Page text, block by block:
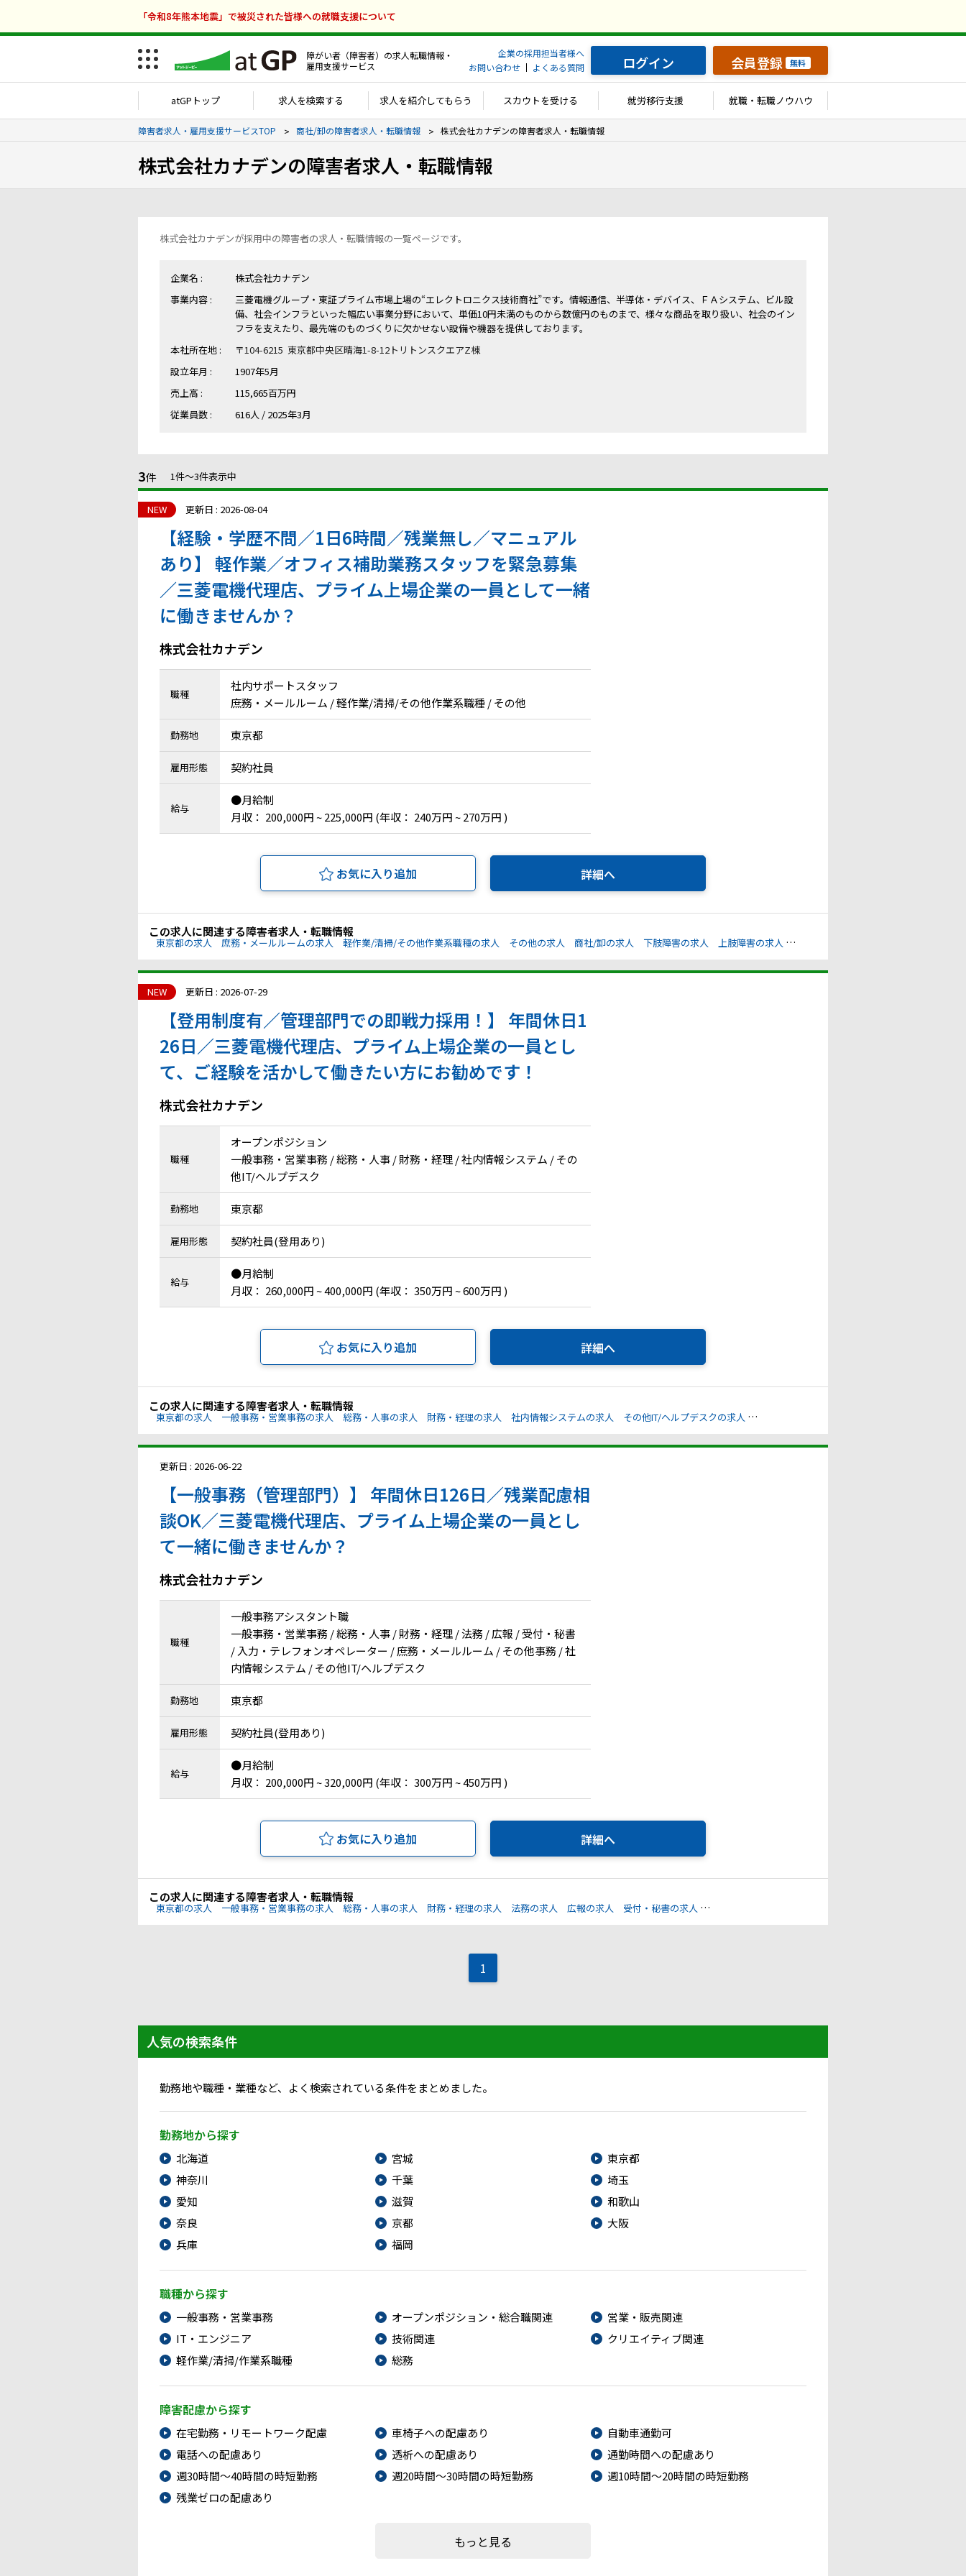
「令和8年熊本地震」で被災された皆様への就職支援について
障がい者（障害者）の求人転職情報・
雇用支援サービス
企業の採用担当者様へ
お問い合わせ
よくある質問 ログイン 会員登録 無料
atGPトップ 求人を検索する 求人を紹介してもらう スカウトを受ける 就労移行支援 就職・転職ノウハウ
障害者求人・雇用支援サービスTOP 商社/卸の障害者求人・転職情報 株式会社カナデンの障害者求人・転職情報
株式会社カナデンの障害者求人・転職情報
株式会社カナデンが採用中の障害者の求人・転職情報の一覧ページです。
企業名 :
株式会社カナデン
事業内容 :
三菱電機グループ・東証プライム市場上場の“エレクトロニクス技術商社”です。情報通信、半導体・デバイス、ＦＡシステム、ビル設
備、社会インフラといった幅広い事業分野において、単価10円未満のものから数億円のものまで、様々な商品を取り扱い、社会のイン
フラを支えたり、最先端のものづくりに欠かせない設備や機器を提供しております。
本社所在地 :
〒104-6215 東京都中央区晴海1-8-12トリトンスクエアZ棟
設立年月 :
1907年5月
売上高 :
115,665百万円
従業員数 :
616人 / 2025年3月
3件 1件〜3件表示中
NEW 更新日 : 2026-08-04
【経験・学歴不問／1日6時間／残業無し／マニュアル
あり】 軽作業／オフィス補助業務スタッフを緊急募集
／三菱電機代理店、プライム上場企業の一員として一緒
に働きませんか？
株式会社カナデン
職種
社内サポートスタッフ
庶務・メールルーム / 軽作業/清掃/その他作業系職種 / その他
勤務地 東京都
雇用形態 契約社員
給与
●月給制
月収： 200,000円 ~ 225,000円 (年収： 240万円 ~ 270万円 )
お気に入り追加 詳細へ
この求人に関連する障害者求人・転職情報
東京都の求人 庶務・メールルームの求人 軽作業/清掃/その他作業系職種の求人 その他の求人 商社/卸の求人 下肢障害の求人 上肢障害の求人 心臓機能障害の求人
NEW 更新日 : 2026-07-29
【登用制度有／管理部門での即戦力採用！】 年間休日1
26日／三菱電機代理店、プライム上場企業の一員とし
て、ご経験を活かして働きたい方にお勧めです！
株式会社カナデン
職種
オープンポジション
一般事務・営業事務 / 総務・人事 / 財務・経理 / 社内情報システム / その
他IT/ヘルプデスク
勤務地 東京都
雇用形態 契約社員(登用あり)
給与
●月給制
月収： 260,000円 ~ 400,000円 (年収： 350万円 ~ 600万円 )
お気に入り追加 詳細へ
この求人に関連する障害者求人・転職情報
東京都の求人 一般事務・営業事務の求人 総務・人事の求人 財務・経理の求人 社内情報システムの求人 その他IT/ヘルプデスクの求人 商社/卸の求人
更新日 : 2026-06-22
【一般事務（管理部門）】 年間休日126日／残業配慮相
談OK／三菱電機代理店、プライム上場企業の一員とし
て一緒に働きませんか？
株式会社カナデン
職種
一般事務アシスタント職
一般事務・営業事務 / 総務・人事 / 財務・経理 / 法務 / 広報 / 受付・秘書
/ 入力・テレフォンオペレーター / 庶務・メールルーム / その他事務 / 社
内情報システム / その他IT/ヘルプデスク
勤務地 東京都
雇用形態 契約社員(登用あり)
給与
●月給制
月収： 200,000円 ~ 320,000円 (年収： 300万円 ~ 450万円 )
お気に入り追加 詳細へ
この求人に関連する障害者求人・転職情報
東京都の求人 一般事務・営業事務の求人 総務・人事の求人 財務・経理の求人 法務の求人 広報の求人 受付・秘書の求人 入力・テレフォンオペレーターの求人
1
人気の検索条件
勤務地や職種・業種など、よく検索されている条件をまとめました。
勤務地から探す
北海道 宮城
東京都
神奈川
千葉
埼玉
愛知
滋賀
和歌山
奈良
京都
大阪
兵庫
福岡
職種から探す
一般事務・営業事務 オープンポジション・総合職関連
営業・販売関連
IT・エンジニア
技術関連
クリエイティブ関連
軽作業/清掃/作業系職種
総務
障害配慮から探す
在宅勤務・リモートワーク配慮 車椅子への配慮あり
自動車通勤可
電話への配慮あり
透析への配慮あり
通勤時間への配慮あり
週30時間～40時間の時短勤務
週20時間～30時間の時短勤務
週10時間～20時間の時短勤務
残業ゼロの配慮あり
もっと見る